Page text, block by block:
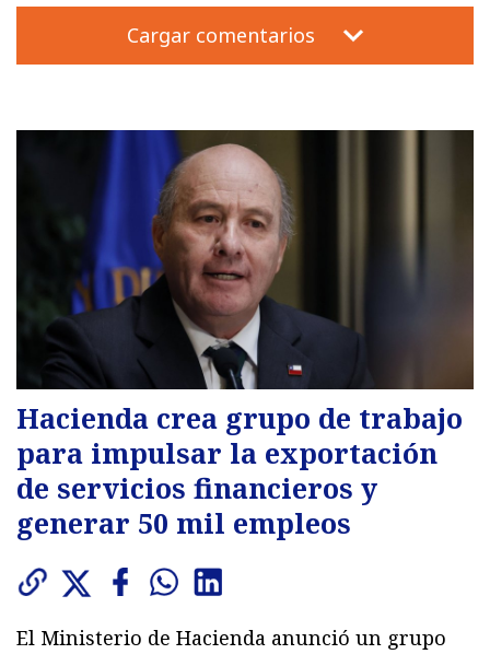
Cargar comentarios
Hacienda crea grupo de trabajo
para impulsar la exportación
de servicios financieros y
generar 50 mil empleos
El Ministerio de Hacienda anunció un grupo